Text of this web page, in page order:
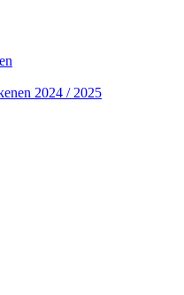
2024 / 2025